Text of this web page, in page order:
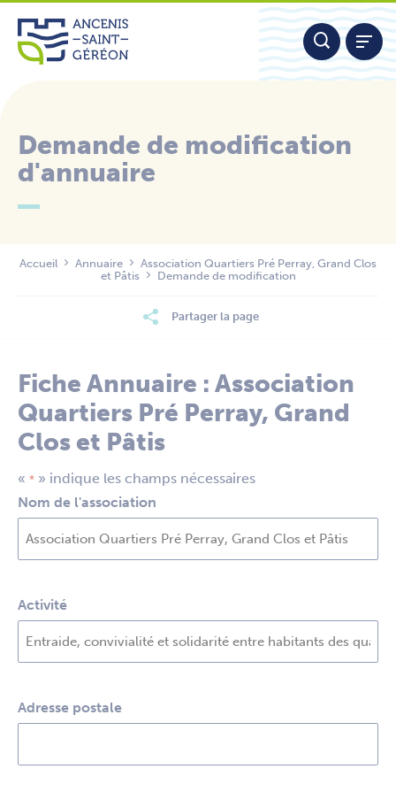
Aller
contenu
Demande de modification
d'annuaire
Accueil Annuaire
Association Quartiers Pré Perray, Grand Clos
et Pâtis
Demande de modification
Partager la page
Fiche Annuaire : Association
Quartiers Pré Perray, Grand
Clos et Pâtis
« * » indique les champs nécessaires
Nom de l'association
Activité
Adresse postale
Panneau de gestion des cookies